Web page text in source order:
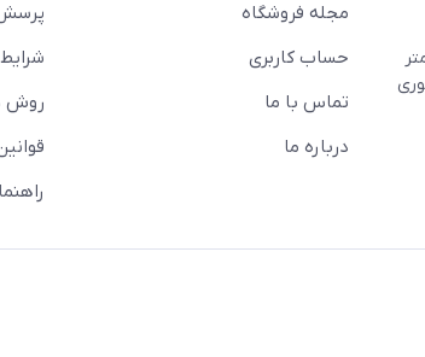
تامین اجتماعی به سمت ریشهر ، 100 متر
مجله فروشگاه
حساب کاربری
تماس با ما
درباره ما
روش